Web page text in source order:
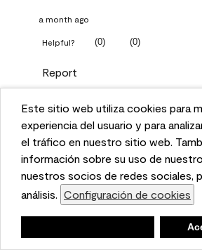
This website uses cookies to
and to analyze performance and
We also share information about
with our social media, advertising,
partners. Cookie Settings
Este sitio web utiliza cookies para
experiencia del usuario y para
el tráfico en nuestro sitio web.
información sobre su uso de
nuestros socios de redes sociales,
análisis. Configuración de cookies
a month ago
Helpful? (0) (0)
Report
Q: What Aura paint
should I use in north
entryway?
1 Answer